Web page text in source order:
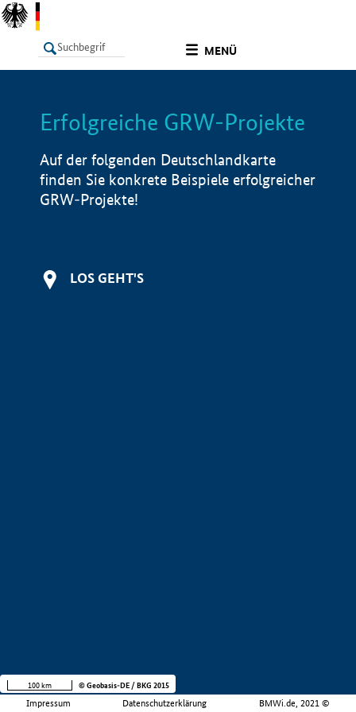
MENÜ
LISTE Info
Erfolgreiche GRW-Projekte
Auf der folgenden Deutschlandkarte
finden Sie konkrete Beispiele erfolgreicher
GRW-Projekte!
LOS GEHT'S
Impressum Datenschutzerklärung BMWi.de, 2021 ©
100 km © Geobasis-DE / BKG 2015